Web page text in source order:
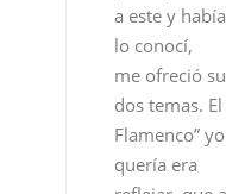
quería era
reflejar, que
llevo el
de mi.
no importa
si lo llevas